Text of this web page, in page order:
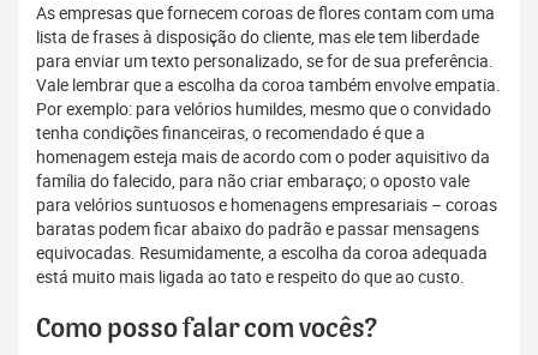
As empresas que fornecem coroas de flores contam com uma
lista de frases à disposição do cliente, mas ele tem liberdade
para enviar um texto personalizado, se for de sua preferência.
Vale lembrar que a escolha da coroa também envolve empatia.
Por exemplo: para velórios humildes, mesmo que o convidado
tenha condições financeiras, o recomendado é que a
homenagem esteja mais de acordo com o poder aquisitivo da
família do falecido, para não criar embaraço; o oposto vale
para velórios suntuosos e homenagens empresariais – coroas
baratas podem ficar abaixo do padrão e passar mensagens
equivocadas. Resumidamente, a escolha da coroa adequada
está muito mais ligada ao tato e respeito do que ao custo.
Como posso falar com vocês?